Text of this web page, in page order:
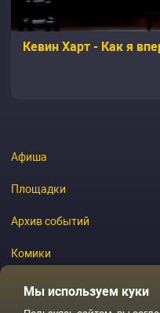
Кевин Харт - Как я
Афиша
Площадки
Архив событий
Комики
Журнал
Мы используем куки